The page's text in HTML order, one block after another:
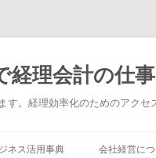
理会計の仕
。経理効率化のためのアクセ
ネス活用事典 会社経営に